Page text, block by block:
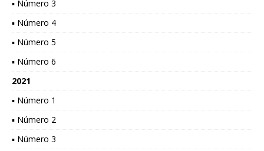
▪ Número 3
▪ Número 4
▪ Número 5
▪ Número 6
2021
▪ Número 1
▪ Número 2
▪ Número 3